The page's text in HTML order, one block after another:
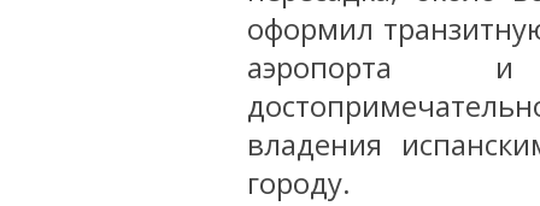
оформил
аэропорта
владения
городу.